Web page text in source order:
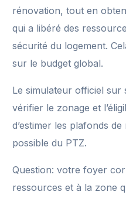
rénovation, tout en
qui a libéré des
sécurité du logement.
sur le budget global.
Le simulateur officiel
vérifier le zonage et
d’estimer les plafonds
possible du PTZ.
Question: votre foyer
ressources et à la zone